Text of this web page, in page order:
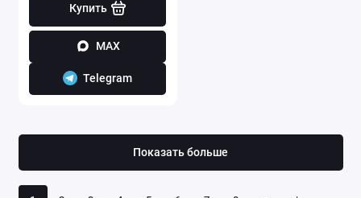
Купить
MAX
Telegram
Показать больше